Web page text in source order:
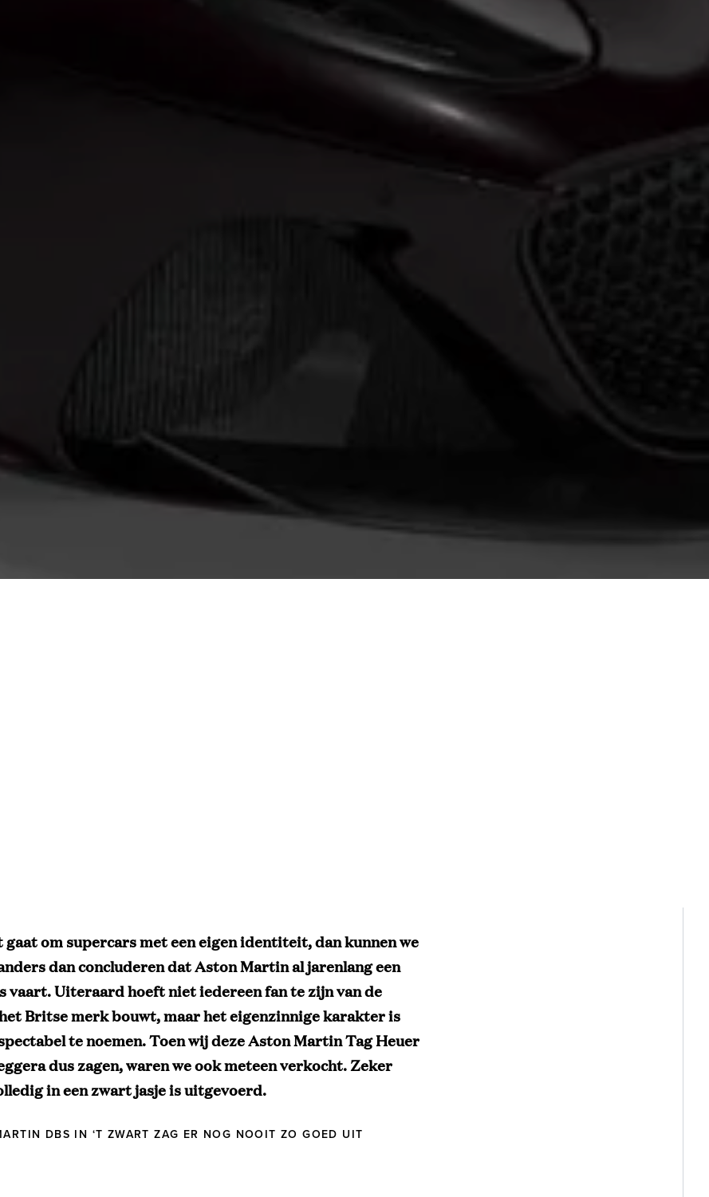
gaat om supercars met een eigen identiteit, dan kunnen we
dan concluderen dat Aston Martin al jarenlang een
vaart. Uiteraard hoeft niet iedereen fan te zijn van de
Britse merk bouwt, maar het eigenzinnige karakter is
te noemen. Toen wij deze Aston Martin Tag Heuer
dus zagen, waren we ook meteen verkocht. Zeker
in een zwart jasje is uitgevoerd.
DBS IN ‘T ZWART ZAG ER NOG NOOIT ZO GOED UIT